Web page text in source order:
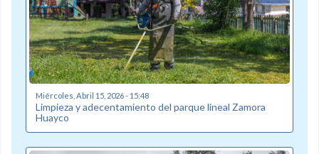
Miércoles, Abril 15, 2026 - 15:48
Limpieza y adecentamiento del parque lineal Zamora
Huayco